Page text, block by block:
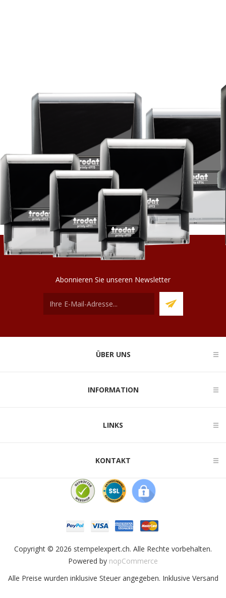
Abonnieren Sie unseren Newsletter
ÜBER UNS
INFORMATION
LINKS
KONTAKT
Copyright © 2026 stempelexpert.ch. Alle Rechte vorbehalten.
Powered by nopCommerce
Alle Preise wurden inklusive Steuer angegeben. Inklusive Versand